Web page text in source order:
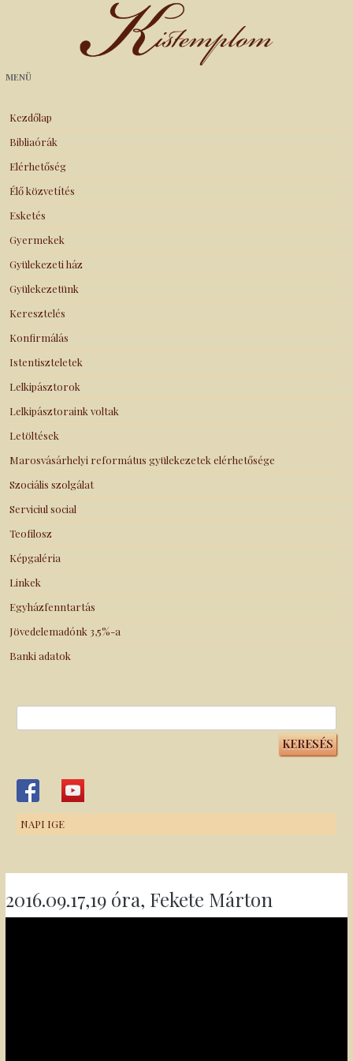
Kistemplom
MENÜ
Kezdőlap
Bibliaórák
Elérhetőség
Élő közvetítés
Esketés
Gyermekek
Gyülekezeti ház
Gyülekezetünk
Keresztelés
Konfirmálás
Istentiszteletek
Lelkipásztorok
Lelkipásztoraink voltak
Letöltések
Marosvásárhelyi református gyülekezetek elérhetősége
Szociális szolgálat
Serviciul social
Teofilosz
Képgaléria
Linkek
Egyházfenntartás
Jövedelemadónk 3,5%-a
Banki adatok
NAPI IGE
2016.09.17,19 óra, Fekete Márton